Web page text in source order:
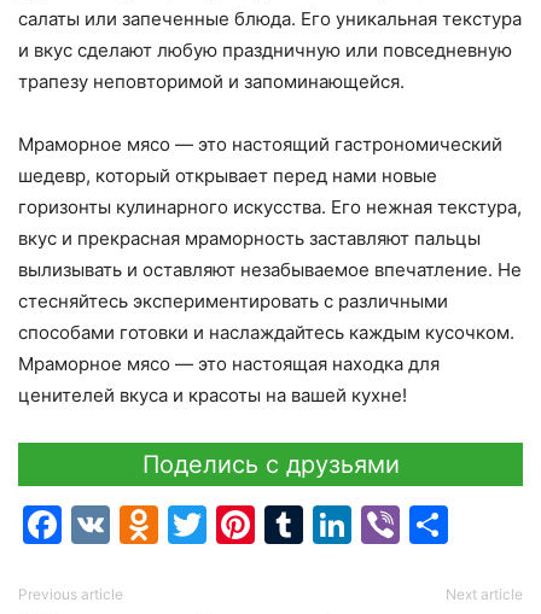
салаты или запеченные блюда. Его уникальная текстура
и вкус сделают любую праздничную или повседневную
трапезу неповторимой и запоминающейся.
Мраморное мясо — это настоящий гастрономический
шедевр, который открывает перед нами новые
горизонты кулинарного искусства. Его нежная текстура,
вкус и прекрасная мраморность заставляют пальцы
вылизывать и оставляют незабываемое впечатление. Не
стесняйтесь экспериментировать с различными
способами готовки и наслаждайтесь каждым кусочком.
Мраморное мясо — это настоящая находка для
ценителей вкуса и красоты на вашей кухне!
Поделись с друзьями
Facebook
VK Odnoklassniki
Twitter
Pinterest
Tumblr
LinkedIn
Viber
Previous article Next article